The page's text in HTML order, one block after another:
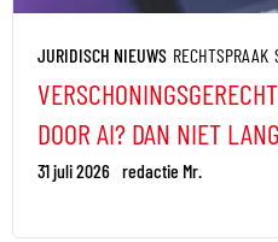
JURIDISCH NIEUWS RECHTSPRAAK
DOOR AI? DAN NIET
31 juli 2026 redactie Mr.